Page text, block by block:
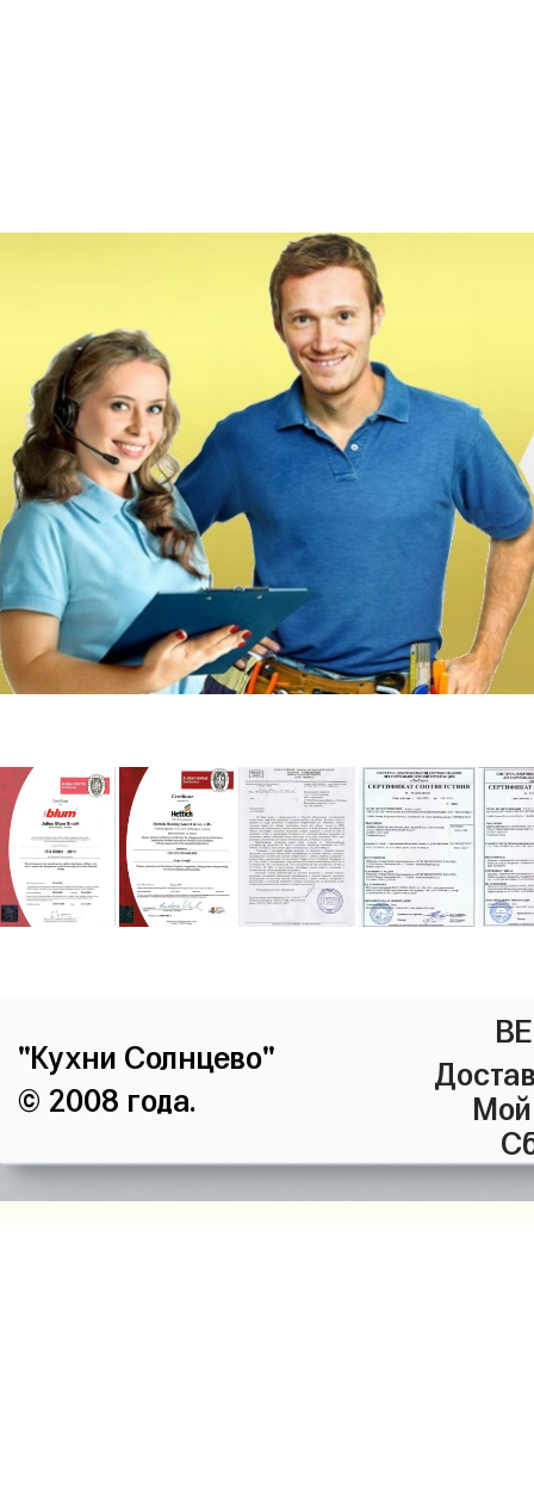
"Кухни Солнцево"
© 2008 года.